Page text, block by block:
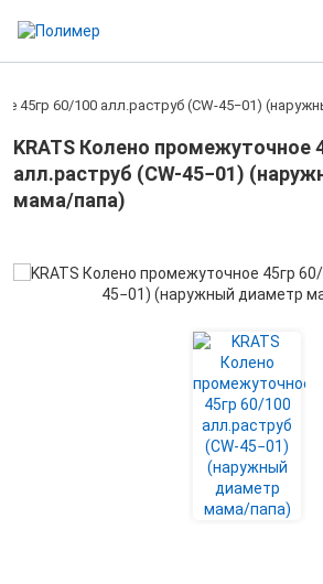
45гр 60/100 алл.раструб (CW-45−01)
KRATS Колено промежуточное
алл.раструб (CW-45−01)
мама/папа)